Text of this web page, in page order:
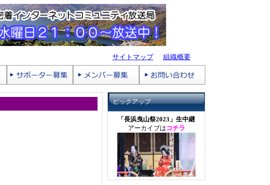
サイトマップ
組織概要
ピックアップ
「長浜曳山祭2023」生中継
アーカイブは コチラ